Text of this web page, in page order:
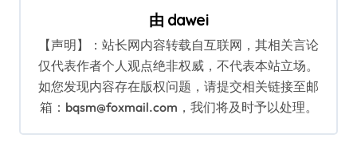
由 dawei
【声明】：站长网内容转载自互联网，其相关言论
仅代表作者个人观点绝非权威，不代表本站立场。
如您发现内容存在版权问题，请提交相关链接至邮
箱：bqsm@foxmail.com，我们将及时予以处理。